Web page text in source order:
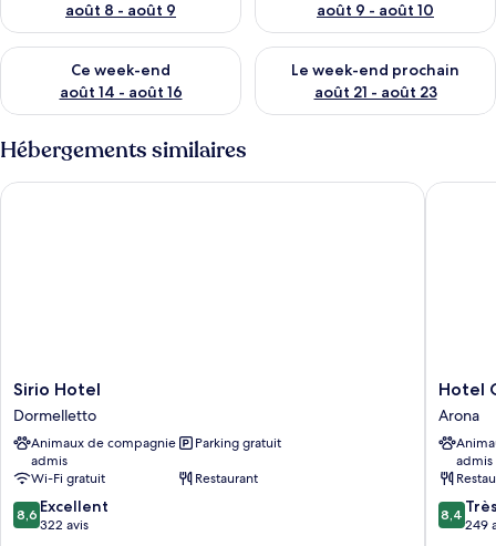
août 8 - août 9
août 9 - août 10
Ce week-end
août 14 - août 16
Vérifier la disponibilité pour ce week-end août 14 - août 16
Le week-end prochain
août 21 - août 23
Vérifier la disponibilité pour
Hébergements similaires
Sirio
Hotel
Dormelletto
Sirio Hotel
Dormelletto
Animaux de compagnie
admis
Parking gratuit
Wi-Fi gratuit
Restaurant
8.6
sur
8,6 Excellent
322 avis
Sirio Hotel
Hotel
Giardino
Arona
Hotel
Arona
admis
8.4
sur
8,4
249
Hotel